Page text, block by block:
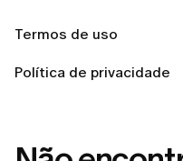
Termos de uso
Política de privacidade
esgotado?
Como fazer um pedido